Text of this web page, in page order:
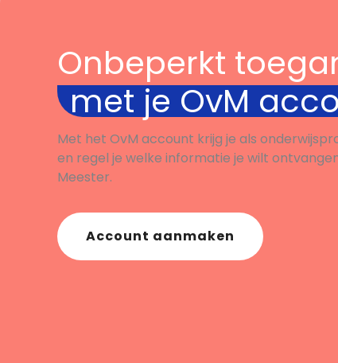
Onbeperkt
met je OvM
Met het OvM account krijg je als
en regel je welke informatie je wilt
Meester.
Account aanmaken